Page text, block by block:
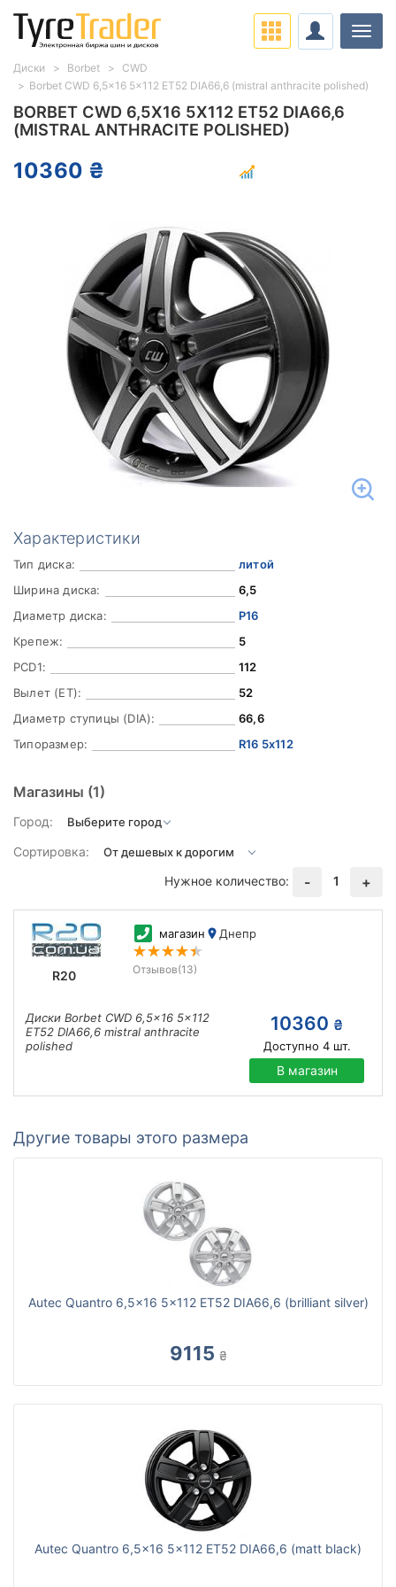
BORBET CWD 6,5X16 5X112 ET52 DIA66,6
(MISTRAL ANTHRACITE POLISHED)
10360 ₴
Характеристики
Тип диска:
литой
Ширина диска:
6,5
Диаметр диска:
Р16
Крепеж:
5
PCD1:
112
Вылет (ET):
52
Диаметр ступицы (DIA):
66,6
Типоразмер:
R16 5x112
Магазины (1)
Город:
Сортировка:
Нужное количество:
- 1 +
R20
магазин Днепр
Отзывов(13)
Диски Borbet CWD 6,5x16 5x112
ET52 DIA66,6 mistral anthracite
polished
10360 ₴
Доступно 4шт.
В магазин
Другие товары этого размера
Autec Quantro 6,5x16 5x112 ET52 DIA66,6 (brilliant silver)
9115 ₴
Autec Quantro 6,5x16 5x112 ET52 DIA66,6 (matt black)
Диски Borbet
CWD
Borbet CWD 6,5x16 5x112 ET52 DIA66,6 (mistral anthracite polished)